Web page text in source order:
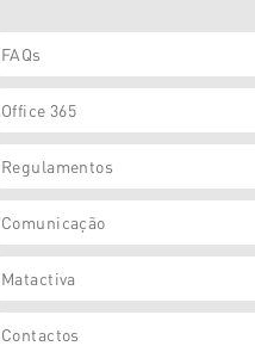
FAQs
Office 365
Regulamentos
Comunicação
Matactiva
Contactos